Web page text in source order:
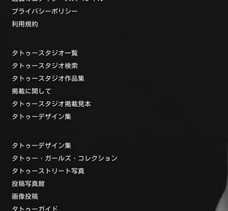
プライバシーポリシー
利用規約
タトゥースタジオ一覧
タトゥースタジオ検索
タトゥースタジオ作品集
掲載に関して
タトゥースタジオ掲載見本
タトゥーデザイン集
タトゥーデザイン集
タトゥー・ガールズ・コレクション
タトゥーストリート写真
投稿写真館
画像投稿
タトゥーガイド